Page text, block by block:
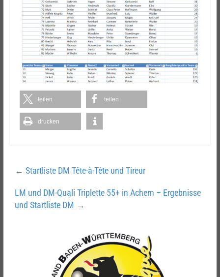
teilen teilen
drucken
← Startliste DM Tête-à-Tête und Tireur
LM und DM-Quali Triplette 55+ in Achern – Ergebnisse
und Startliste DM →